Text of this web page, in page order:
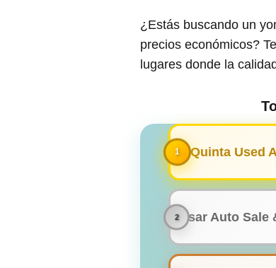
¿Estás buscando un
precios económicos?
lugares donde la
La Quinta Used
Besar Auto Sale